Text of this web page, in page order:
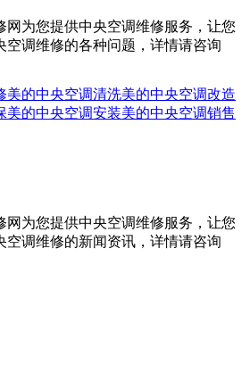
网为您提供中央空调维修服务，让您
空调维修的各种问题，详情请咨询
美的中央空调清洗美的中央空调改造
美的中央空调安装美的中央空调销售
网为您提供中央空调维修服务，让您
空调维修的新闻资讯，详情请咨询